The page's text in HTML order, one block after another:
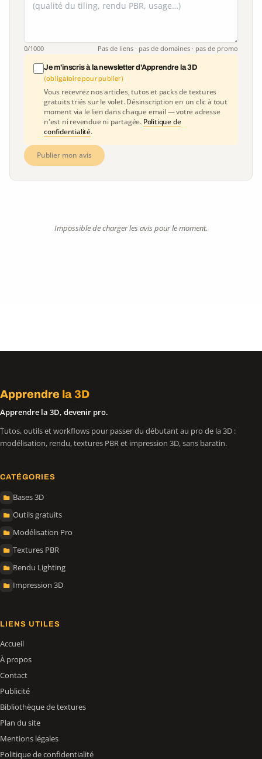
0/1000 Pas de liens · pas de domaines · pas de promo
Je m'inscris à la newsletter d'Apprendre la 3D
(obligatoire pour publier)
Vous recevrez nos articles, tutos et packs de textures
gratuits triés sur le volet. Désinscription en un clic à tout
moment via le lien dans chaque email — votre adresse
n'est ni revendue ni partagée. Politique de
confidentialité.
Publier mon avis
Impossible de charger les avis pour le moment.
Apprendre la 3D
Apprendre la 3D, devenir pro.
Tutos, outils et workflows pour passer du débutant au pro de la 3D :
modélisation, rendu, textures PBR et impression 3D, sans baratin.
CATÉGORIES
Bases 3D
Outils gratuits
Modélisation Pro
Textures PBR
Rendu Lighting
Impression 3D
LIENS UTILES
Accueil
À propos
Contact
Publicité
Bibliothèque de textures
Plan du site
Mentions légales
Politique de confidentialité